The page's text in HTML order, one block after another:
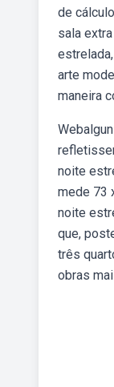
de
sala
arte
maneira
noite
mede 73
noite
que,
três
obras